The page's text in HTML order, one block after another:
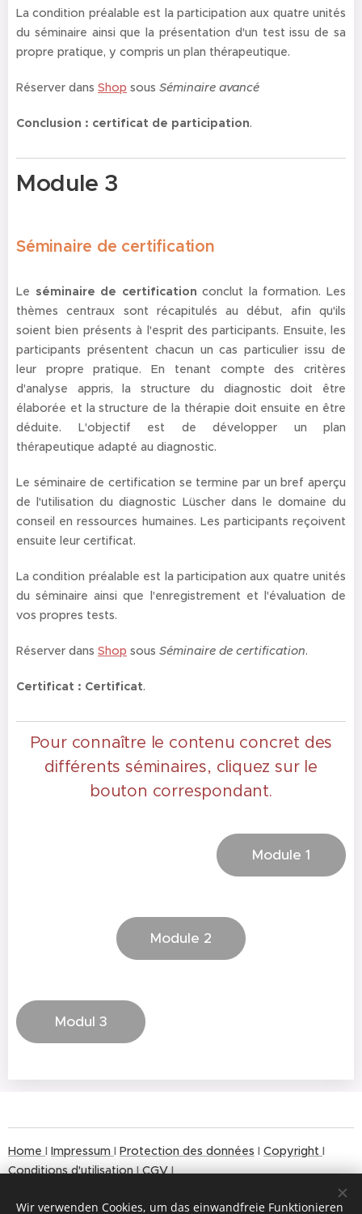
La condition préalable est la participation aux quatre unités
du séminaire ainsi que la présentation d'un test issu de sa
propre pratique, y compris un plan thérapeutique.
Réserver dans Shop sous Séminaire avancé
Conclusion : certificat de participation.
Module 3
Séminaire de certification
Le séminaire de certificationconclut la formation. Les
thèmes centraux sont récapitulés au début, afin qu'ils
soient bien présents à l'esprit des participants. Ensuite, les
participants présentent chacun un cas particulier issu de
leur propre pratique. En tenant compte des critères
d'analyse appris, la structure du diagnostic doit être
élaborée et la structure de la thérapie doit ensuite en être
déduite. L'objectif est de développer un plan
thérapeutique adapté au diagnostic.
Le séminaire de certification se termine par un bref aperçu
de l'utilisation du diagnostic Lüscher dans le domaine du
conseil en ressources humaines. Les participants reçoivent
ensuite leur certificat.
La condition préalable est la participation aux quatre unités
du séminaire ainsi que l'enregistrement et l'évaluation de
vos propres tests.
Réserver dans Shop sous Séminaire de certification.
Certificat : Certificat.
Pour connaître le contenu concret des
différents séminaires, cliquez sur le
bouton correspondant.
Module 1
Module 2
Modul 3
Home I Impressum I Protection des données I Copyright I
Conditions d'utilisationICGVI
Wir verwenden Cookies, um das einwandfreie Funktionieren